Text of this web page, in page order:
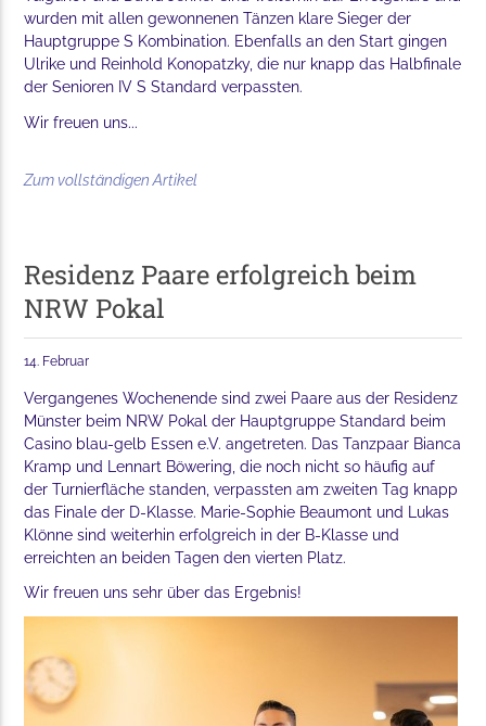
wurden mit allen gewonnenen Tänzen klare Sieger der
Hauptgruppe S Kombination. Ebenfalls an den Start gingen
Ulrike und Reinhold Konopatzky, die nur knapp das Halbfinale
der Senioren IV S Standard verpassten.
Wir freuen uns...
Zum vollständigen Artikel
Residenz Paare erfolgreich beim
NRW Pokal
14. Februar
Vergangenes Wochenende sind zwei Paare aus der Residenz
Münster beim NRW Pokal der Hauptgruppe Standard beim
Casino blau-gelb Essen e.V. angetreten. Das Tanzpaar Bianca
Kramp und Lennart Böwering, die noch nicht so häufig auf
der Turnierfläche standen, verpassten am zweiten Tag knapp
das Finale der D-Klasse. Marie-Sophie Beaumont und Lukas
Klönne sind weiterhin erfolgreich in der B-Klasse und
erreichten an beiden Tagen den vierten Platz.
Wir freuen uns sehr über das Ergebnis!